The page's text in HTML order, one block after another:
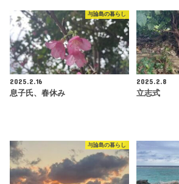
与論島の暮らし
2025.2.16
息子氏、春休み
2025.2.8
立志式
与論島の暮らし